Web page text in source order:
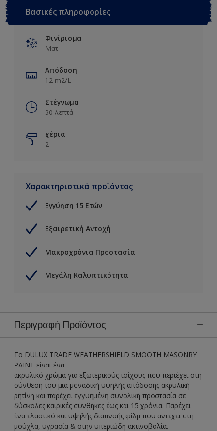
Βασικές πληροφορίες
Φινίρισμα
Ματ
Απόδοση
12 m2/L
Στέγνωμα
30 λεπτά
χέρια
2
Χαρακτηριστικά προϊόντος
Εγγύηση 15 Ετών
Εξαιρετική Αντοχή
Μακροχρόνια Προστασία
Μεγάλη Καλυπτικότητα
Περιγραφή Προϊόντος
Το DULUX TRADE WEATHERSHIELD SMOOTH MASONRY
PAINT είναι ένα
ακρυλικό χρώμα για εξωτερικούς τοίχους που περιέχει στη
σύνθεση του μια μοναδική υψηλής απόδοσης ακρυλική
ρητίνη και παρέχει εγγυημένη συνολική προστασία σε
δύσκολες καιρικές συνθήκες έως και 15 χρόνια. Παρέχει
ένα ελαστικό και υψηλής διαπνοής φίλμ που αντέχει στη
μούχλα, υγρασία & στην υπεριώδη ακτινοβολία.